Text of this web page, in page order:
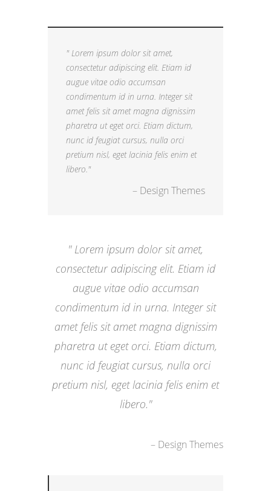
Lorem ipsum dolor sit amet,
consectetur adipiscing elit. Etiam id
augue vitae odio accumsan
condimentum id in urna. Integer sit
amet felis sit amet magna dignissim
pharetra ut eget orci. Etiam dictum,
nunc id feugiat cursus, nulla orci
pretium nisl, eget lacinia felis enim et
libero.
– Design Themes
Lorem ipsum dolor sit amet,
consectetur adipiscing elit. Etiam id
augue vitae odio accumsan
condimentum id in urna. Integer sit
amet felis sit amet magna dignissim
pharetra ut eget orci. Etiam dictum,
nunc id feugiat cursus, nulla orci
pretium nisl, eget lacinia felis enim et
libero.
– Design Themes